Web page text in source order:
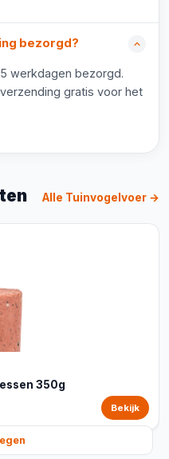
bezorgd?
werkdagen bezorgd.
gratis voor het
Alle Tuinvogelvoer →
350g
Bekijk